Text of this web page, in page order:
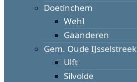
Doetinchem
Wehl
Gaanderen
Gem. Oude IJsselstreek
Ulft
Silvolde